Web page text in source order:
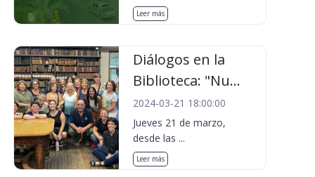
Leer más
Diálogos en la
Biblioteca: "Nu...
2024-03-21 18:00:00
Jueves 21 de marzo,
desde las ...
Leer más